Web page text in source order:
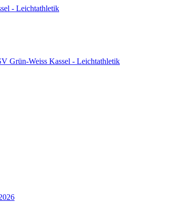
- Leichtathletik
Grün-Weiss Kassel - Leichtathletik